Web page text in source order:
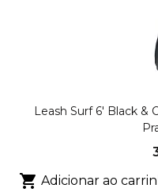
Leash Surf 6' Black &
 Adicionar ao